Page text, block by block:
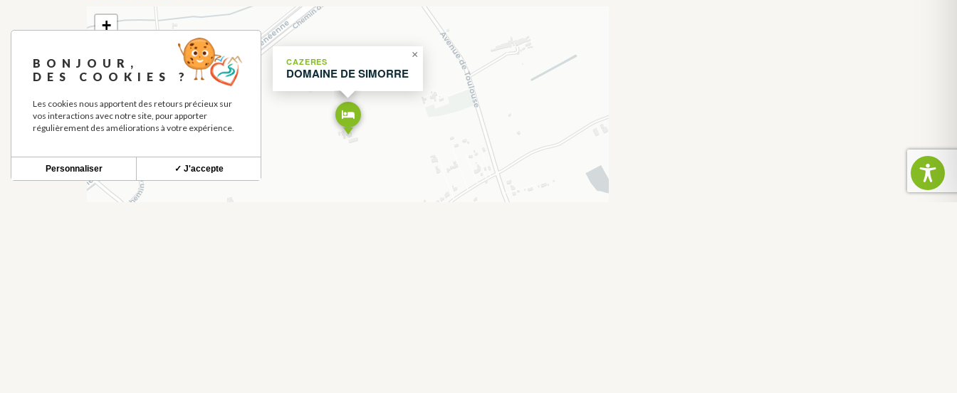
CAZERES
DOMAINE DE SIMORRE
×
+
BONJOUR,
DES COOKIES ?
Les cookies nous apportent des retours précieux sur
vos interactions avec notre site, pour apporter
régulièrement des améliorations à votre expérience.
✓ J'accepte
Personnaliser